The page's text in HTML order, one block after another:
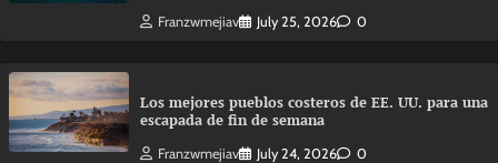
Franzwmejiav July 25, 2026 0
Los mejores pueblos costeros de EE. UU. para una
escapada de fin de semana
Franzwmejiav July 24, 2026 0